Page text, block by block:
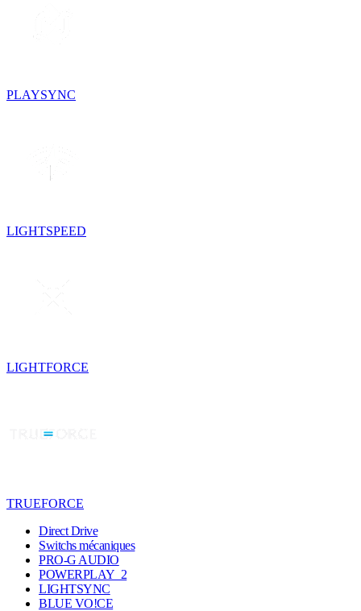
PLAYSYNC
LIGHTSPEED
LIGHTFORCE
TRUEFORCE
Direct Drive
Switchs mécaniques
PRO-G AUDIO
POWERPLAY 2
LIGHTSYNC
BLUE VO!CE